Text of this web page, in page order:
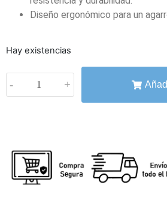
Diseño ergonómico para un
Hay existencias
- +